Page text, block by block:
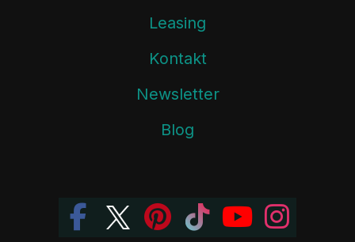
Leasing
Kontakt
Newsletter
Blog